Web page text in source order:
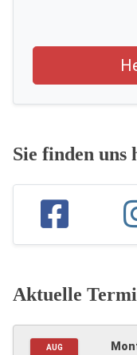
Sie finden uns
Aktuelle
AUG